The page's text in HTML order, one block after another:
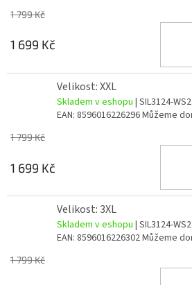
1 799 Kč
1 699 Kč
Velikost: XXL
Skladem v eshopu | SIL3124-
EAN: 8596016226296Můžeme
1 799 Kč
1 699 Kč
Velikost: 3XL
Skladem v eshopu | SIL3124-
EAN: 8596016226302Můžeme
1 799 Kč